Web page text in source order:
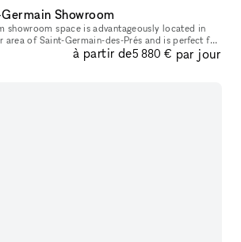
Showroom
showroom space is advantageously located in
area of Saint-Germain-des-Prés and is perfect for
high end Showrooms and Fashion Shows. This space has breat
à partir de5 880 € par jour